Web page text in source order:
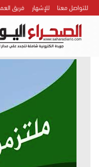
للتواصل معنا للإشهار فريق